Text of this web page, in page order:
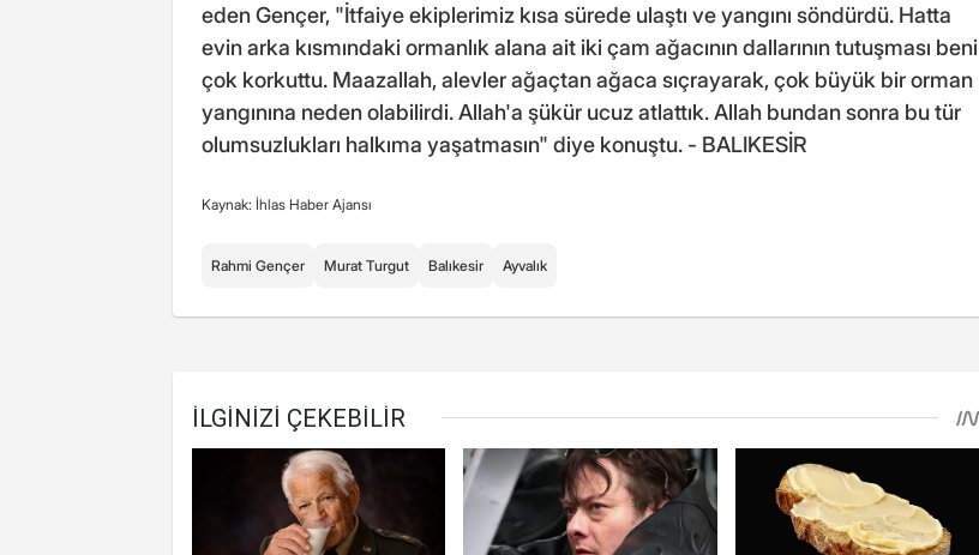
eden Gençer, "İtfaiye ekiplerimiz kısa sürede ulaştı ve yangını söndürdü. Hatta
evin arka kısmındaki ormanlık alana ait iki çam ağacının dallarının tutuşması beni
çok korkuttu. Maazallah, alevler ağaçtan ağaca sıçrayarak, çok büyük bir orman
yangınına neden olabilirdi. Allah'a şükür ucuz atlattık. Allah bundan sonra bu tür
olumsuzlukları halkıma yaşatmasın" diye konuştu. - BALIKESİR
Kaynak: İhlas Haber Ajansı
Rahmi Gençer Murat Turgut Balıkesir Ayvalık